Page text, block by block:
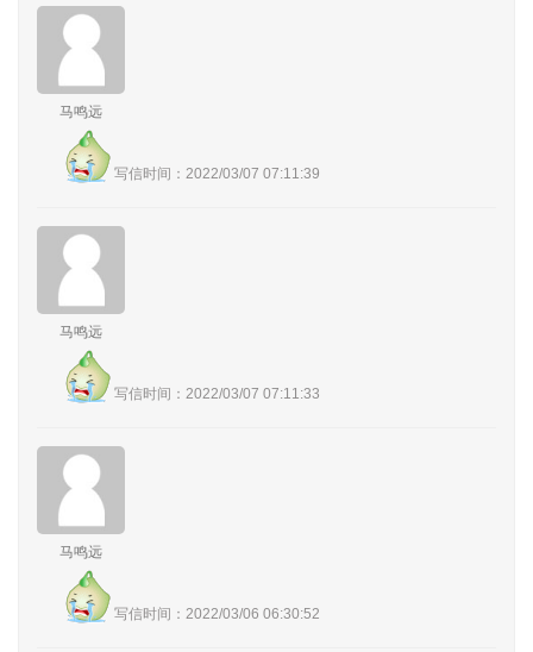
马鸣远
写信时间：2022/03/07 07:11:39
马鸣远
写信时间：2022/03/07 07:11:33
马鸣远
写信时间：2022/03/06 06:30:52